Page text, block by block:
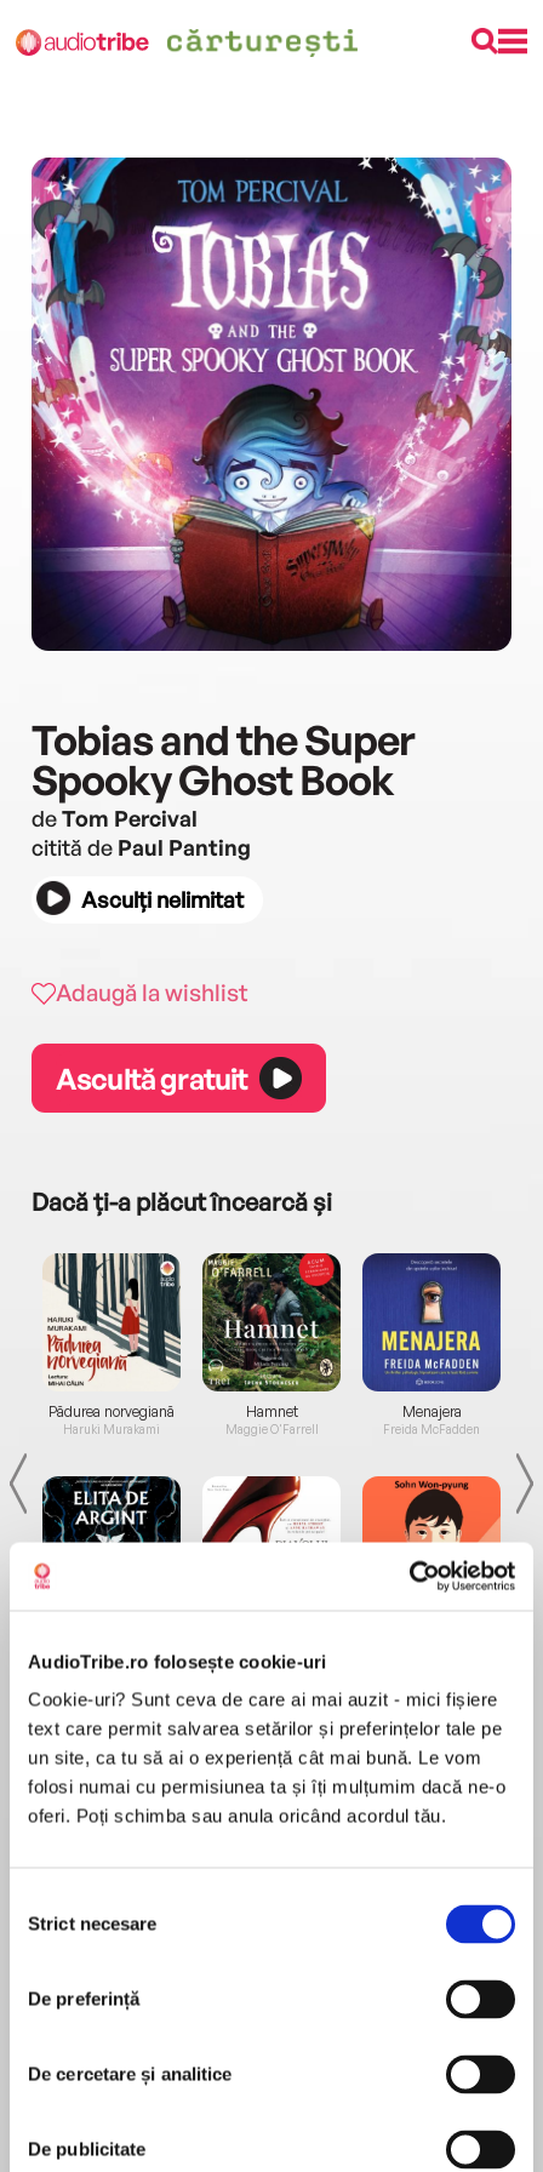
AudioTribe.ro folosește cookie-uri
Cookie-uri? Sunt ceva de care ai mai auzit - mici fișiere
text care permit salvarea setărilor și preferințelor tale pe
un site, ca tu să ai o experiență cât mai bună. Le vom
folosi numai cu permisiunea ta și îți mulțumim dacă ne-o
oferi. Poți schimba sau anula oricând acordul tău.
consimțământului
Strict necesare
De preferință
De cercetare și analitice
De publicitate
Tobias and the Super
Spooky Ghost Book
deTom Percival
citită de Paul Panting
Asculți nelimitat
Adaugă la wishlist
Ascultă gratuit
Dacă ți-a plăcut încearcă și
Pădurea norvegiană
Haruki Murakami
de...
Hamnet
Maggie O'Farrell
la...
Menajera
Freida McFadden
Desprecarte
A lonely ghost finds an unexpected friend in this
around the empty house where he lives, longing
for something interesting to happen. That is,
her family…
Armed with his grandad’s book of spells, Tobias
În acest moment nu există recenzii
Tom Percival